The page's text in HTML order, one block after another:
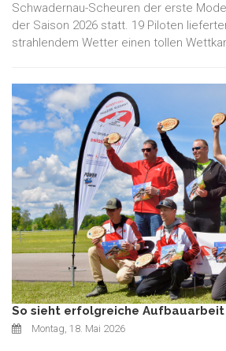
Schwadernau-Scheuren der erste
der Saison 2026 statt. 19 Piloten
strahlendem Wetter einen tollen
So sieht erfolgreiche Aufbauarbeit
Montag, 18. Mai 2026